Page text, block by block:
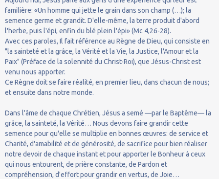
familière: «Un homme qui jette le grain dans son champ (…); la
semence germe et grandit. D'elle-même, la terre produit d'abord
l'herbe, puis l'épi, enfin du blé plein l'épi» (Mc 4,26-28).
Avec ces paroles, Il fait référence au Règne de Dieu, qui consiste en
"la sainteté et la grâce, la Vérité et la Vie, la Justice, l'Amour et la
Paix" (Préface de la solennité du Christ-Roi), que Jésus-Christ est
venu nous apporter.
Ce Règne doit se faire réalité, en premier lieu, dans chacun de nous;
et ensuite dans notre monde.
Dans l'âme de chaque Chrétien, Jésus a semé —par le Baptême— la
grâce, la sainteté, la Vérité… Nous devons faire grandir cette
semence pour qu'elle se multiplie en bonnes œuvres: de service et
Charité, d'amabilité et de générosité, de sacrifice pour bien réaliser
notre devoir de chaque instant et pour apporter le Bonheur à ceux
qui nous entourent, de prière constante, de Pardon et
compréhension, d'effort pour grandir en vertus, de Joie…